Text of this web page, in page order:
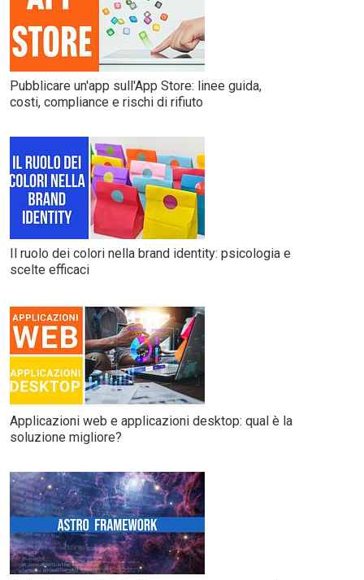
Pubblicare un'app sull'App Store: linee guida,
costi, compliance e rischi di rifiuto
Il ruolo dei colori nella brand identity: psicologia e
scelte efficaci
Applicazioni web e applicazioni desktop: qual è la
soluzione migliore?